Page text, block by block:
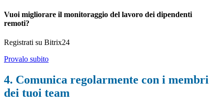
Vuoi migliorare il monitoraggio del lavoro dei dipendenti
remoti?
Registrati su Bitrix24
Provalo subito
4. Comunica regolarmente con i membri
dei tuoi team